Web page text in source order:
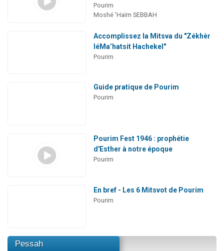
Pourim
Moshé 'Haïm SEBBAH
Accomplissez la Mitsva du "Zékhèr
léMa’hatsit Hachekel"
Pourim
Guide pratique de Pourim
Pourim
Pourim Fest 1946 : prophétie
d'Esther à notre époque
Pourim
En bref - Les 6 Mitsvot de Pourim
Pourim
Pessah